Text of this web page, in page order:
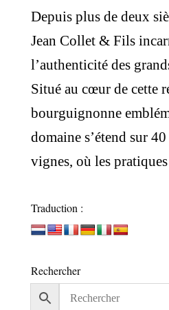
Depuis plus de deux
Jean Collet & Fils
l’authenticité des
Situé au cœur de cette
bourguignonne
domaine s’étend sur
vignes, où les
Traduction :
Rechercher